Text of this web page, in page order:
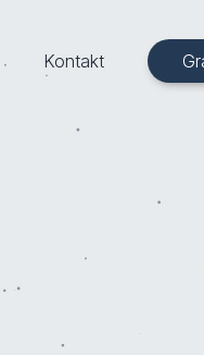
Kontakt